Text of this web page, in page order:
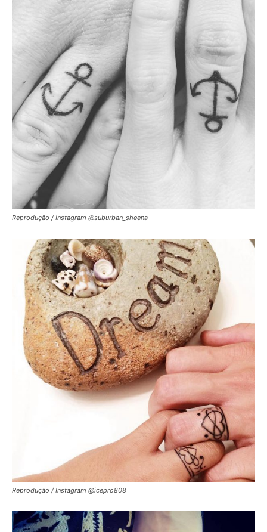
Reprodução / Instagram @suburban_sheena
Reprodução / Instagram @icepro808